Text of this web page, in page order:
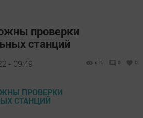
проверки
станций
- 09:49 675 0 0